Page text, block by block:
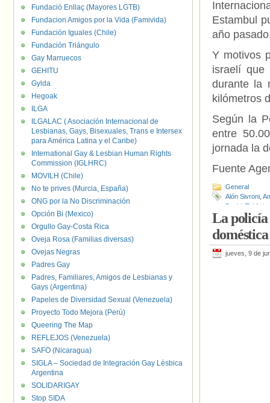
Estambul
año
Y motivos
israelí
durante la
kilómetros
Según la
entre
jornada la
Fuente
General
Alón Sivroni
Banki Tel Aviv
La policía
jueves, 9 de
Fundació Enllaç (Mayores LGTB)
Fundacion Amigos por la Vida (Famivida)
Fundación Iguales (Chile)
Fundación Triángulo
Gay Marruecos
GEHITU
Gylda
Hegoak
ILGA
ILGALAC ( Asociación Internacional de
Lesbianas, Gays, Bisexuales, Trans e Intersex
para América Latina y el Caribe)
International Gay & Lesbian Human Rights
Commission (IGLHRC)
MOVILH (Chile)
No te prives (Murcia, España)
ONG por la No Discriminación
Opción Bi (Mexico)
Orgullo Gay-Costa Rica
Oveja Rosa (Familias diversas)
Ovejas Negras
Padres Gay
Padres, Familiares, Amigos de Lesbianas y
Gays (Argentina)
Papeles de Diversidad Sexual (Venezuela)
Proyecto Todo Mejora (Perú)
Queering The Map
REFLEJOS (Venezuela)
SAFO (Nicaragua)
SIGLA – Sociedad de Integración Gay Lésbica
Argentina
SOLIDARIGAY
Stop SIDA